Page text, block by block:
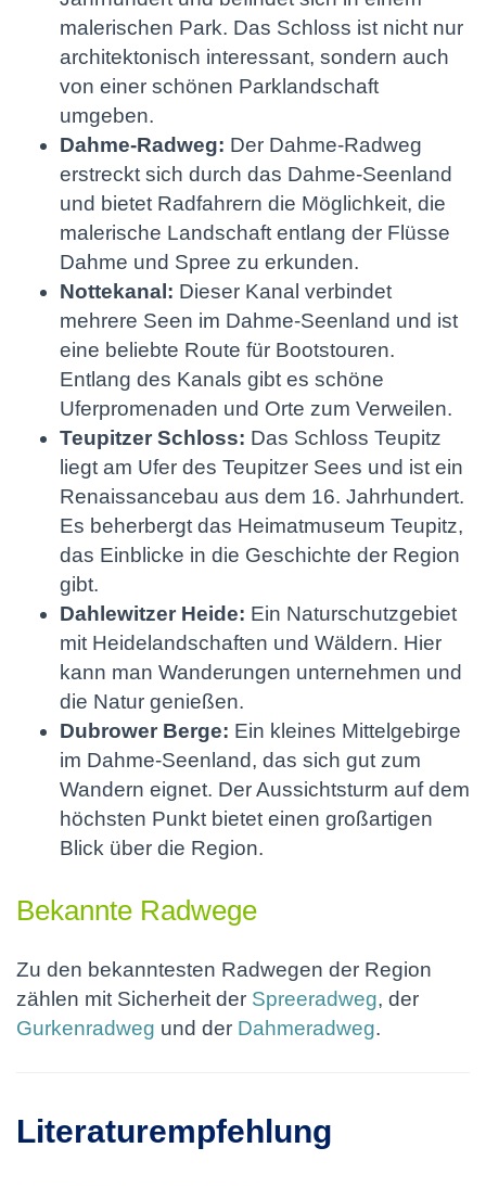
malerischen Park. Das Schloss ist nicht nur
architektonisch interessant, sondern auch
von einer schönen Parklandschaft
umgeben.
Dahme-Radweg: Der Dahme-Radweg
erstreckt sich durch das Dahme-Seenland
und bietet Radfahrern die Möglichkeit, die
malerische Landschaft entlang der Flüsse
Dahme und Spree zu erkunden.
Nottekanal: Dieser Kanal verbindet
mehrere Seen im Dahme-Seenland und ist
eine beliebte Route für Bootstouren.
Entlang des Kanals gibt es schöne
Uferpromenaden und Orte zum Verweilen.
Teupitzer Schloss: Das Schloss Teupitz
liegt am Ufer des Teupitzer Sees und ist ein
Renaissancebau aus dem 16. Jahrhundert.
Es beherbergt das Heimatmuseum Teupitz,
das Einblicke in die Geschichte der Region
gibt.
Dahlewitzer Heide: Ein Naturschutzgebiet
mit Heidelandschaften und Wäldern. Hier
kann man Wanderungen unternehmen und
die Natur genießen.
Dubrower Berge: Ein kleines Mittelgebirge
im Dahme-Seenland, das sich gut zum
Wandern eignet. Der Aussichtsturm auf dem
höchsten Punkt bietet einen großartigen
Blick über die Region.
Bekannte Radwege
Zu den bekanntesten Radwegen der Region
zählen mit Sicherheit der Spreeradweg, der
Gurkenradweg und der Dahmeradweg.
Literaturempfehlung